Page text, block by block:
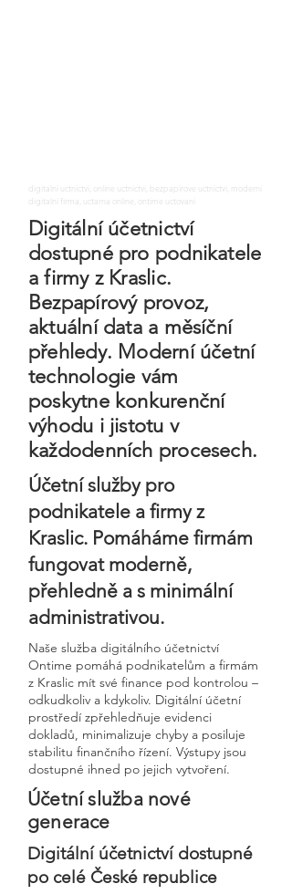
digitalni uctnictvi, online uctnictvi, bezpapirove uctnictvi, moderni
digitalni firma, uctarna online, ontime uctovani
Digitální účetnictví
dostupné pro podnikatele
a firmy z Kraslic.
Bezpapírový provoz,
aktuální data a měsíční
přehledy. Moderní účetní
technologie vám
poskytne konkurenční
výhodu i jistotu v
každodenních procesech.
Účetní služby pro
podnikatele a firmy z
Kraslic. Pomáháme firmám
fungovat moderně,
přehledně a s minimální
administrativou.
Naše služba digitálního účetnictví
Ontime pomáhá podnikatelům a firmám
z Kraslic mít své finance pod kontrolou –
odkudkoliv a kdykoliv. Digitální účetní
prostředí zpřehledňuje evidenci
dokladů, minimalizuje chyby a posiluje
stabilitu finančního řízení. Výstupy jsou
dostupné ihned po jejich vytvoření.
Účetní služba nové
generace
Digitální účetnictví dostupné
po celé České republice